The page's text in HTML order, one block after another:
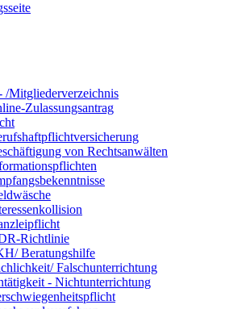
/Mitgliederverzeichnis
Zulassungsantrag
von Rechtsanwälten
Richtlinie
Beratungshilfe
Falschunterrichtung
- Nichtunterrichtung